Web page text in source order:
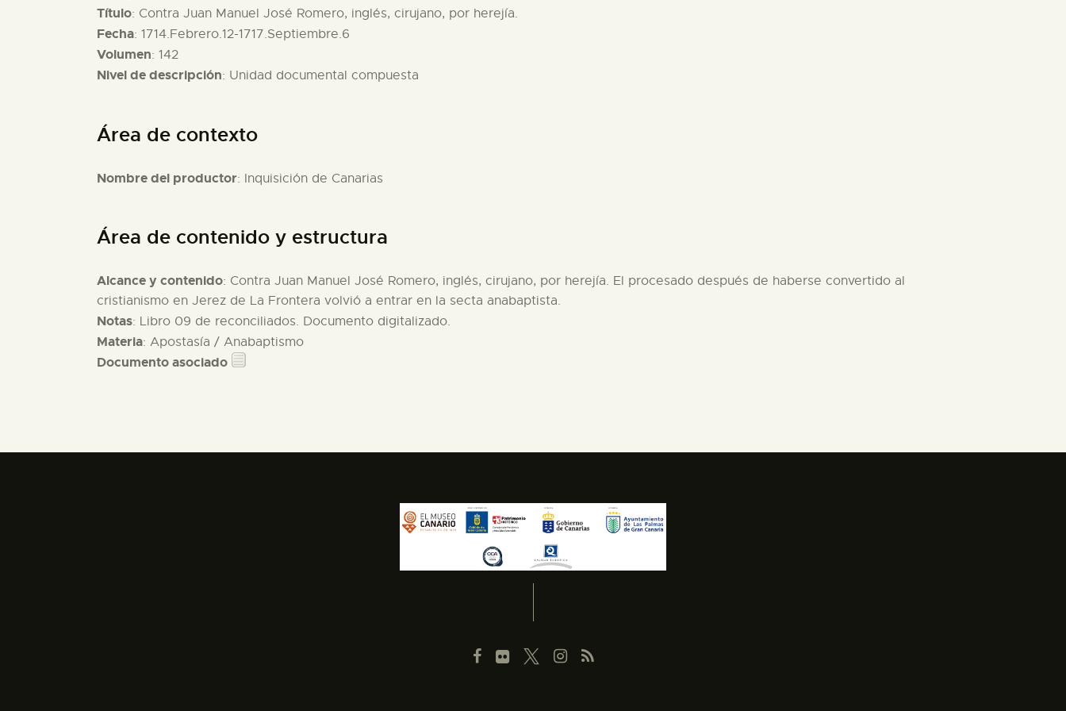
Título: Contra Juan Manuel José Romero, inglés, cirujano, por herejía.
Fecha: 1714.Febrero.12-1717.Septiembre.6
Volumen: 142
Nivel de descripción: Unidad documental compuesta
Área de contexto
Nombre del productor: Inquisición de Canarias
Área de contenido y estructura
Alcance y contenido: Contra Juan Manuel José Romero, inglés, cirujano, por herejía. El procesado después de haberse convertido al
cristianismo en Jerez de La Frontera volvió a entrar en la secta anabaptista.
Notas: Libro 09 de reconciliados. Documento digitalizado.
Materia: Apostasía / Anabaptismo
Documento asociado